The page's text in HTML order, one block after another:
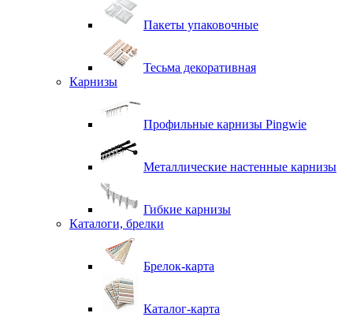
Пакеты упаковочные
Тесьма декоративная
Карнизы
Профильные карнизы Pingwie
Металлические настенные карнизы
Гибкие карнизы
Каталоги, брелки
Брелок-карта
Каталог-карта